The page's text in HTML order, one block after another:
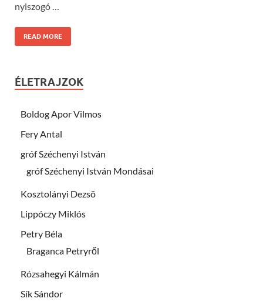
nyiszogó …
READ MORE
ÉLETRAJZOK
Boldog Apor Vilmos
Fery Antal
gróf Széchenyi István
gróf Széchenyi István Mondásai
Kosztolányi Dezsö
Lippóczy Miklós
Petry Béla
Braganca Petryről
Rózsahegyi Kálmán
Sík Sándor